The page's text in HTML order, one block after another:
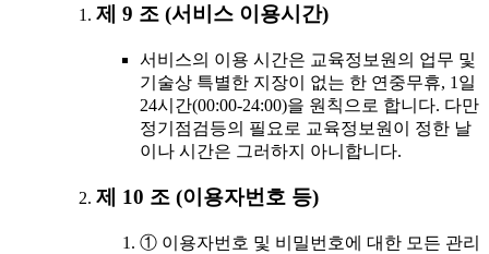
제 9 조 (서비스 이용시간)
서비스의 이용 시간은 교육정보원의 업무 및
기술상 특별한 지장이 없는 한 연중무휴, 1일
24시간(00:00-24:00)을 원칙으로 합니다. 다만
정기점검등의 필요로 교육정보원이 정한 날
이나 시간은 그러하지 아니합니다.
제 10 조 (이용자번호 등)
① 이용자번호 및 비밀번호에 대한 모든 관리